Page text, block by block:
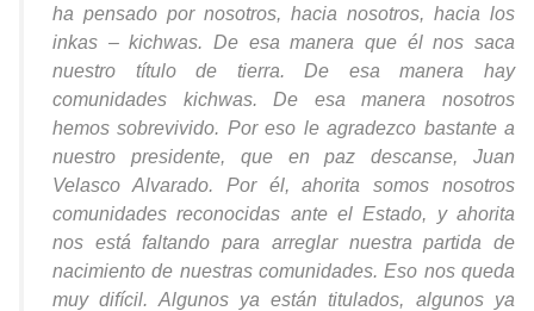
ha pensado por nosotros, hacia nosotros, hacia los
inkas – kichwas. De esa manera que él nos saca
nuestro título de tierra. De esa manera hay
comunidades kichwas. De esa manera nosotros
hemos sobrevivido. Por eso le agradezco bastante a
nuestro presidente, que en paz descanse, Juan
Velasco Alvarado. Por él, ahorita somos nosotros
comunidades reconocidas ante el Estado, y ahorita
nos está faltando para arreglar nuestra partida de
nacimiento de nuestras comunidades. Eso nos queda
muy difícil. Algunos ya están titulados, algunos ya